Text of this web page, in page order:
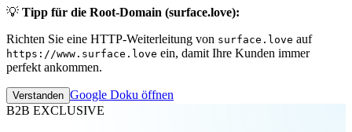
💡 Tipp für die Root-Domain (surface.love):
Richten Sie eine HTTP-Weiterleitung von surface.love auf
https://www.surface.love ein, damit Ihre Kunden immer
perfekt ankommen.
Verstanden Google Doku öffnen
B2B EXCLUSIVE